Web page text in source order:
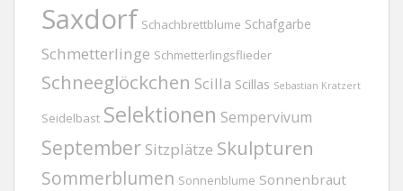
Saxdorf Schachbrettblume Schafgarbe
Schmetterlinge Schmetterlingsflieder
Schneeglöckchen Scilla Scillas Sebastian Kratzert
Seidelbast Selektionen Sempervivum
September Sitzplätze Skulpturen
Sommerblumen Sonnenblume Sonnenbraut